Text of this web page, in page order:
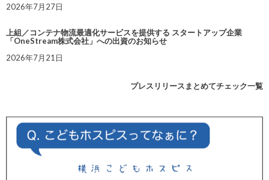
2026年7月27日
上組／コンテナ物流最適化サービスを提供する スタートアップ企業
「OneStream株式会社」への出資のお知らせ
2026年7月21日
プレスリリースまとめてチェック一覧